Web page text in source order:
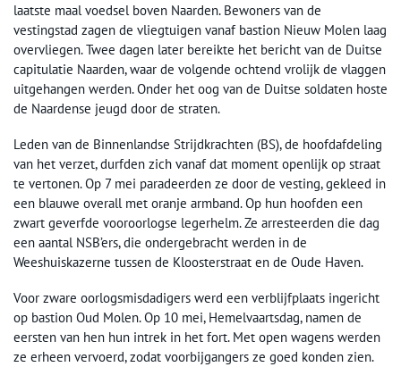
laatste maal voedsel boven Naarden. Bewoners van de
vestingstad zagen de vliegtuigen vanaf bastion Nieuw Molen laag
overvliegen. Twee dagen later bereikte het bericht van de Duitse
capitulatie Naarden, waar de volgende ochtend vrolijk de vlaggen
uitgehangen werden. Onder het oog van de Duitse soldaten hoste
de Naardense jeugd door de straten.
Leden van de Binnenlandse Strijdkrachten (BS), de hoofdafdeling
van het verzet, durfden zich vanaf dat moment openlijk op straat
te vertonen. Op 7 mei paradeerden ze door de vesting, gekleed in
een blauwe overall met oranje armband. Op hun hoofden een
zwart geverfde vooroorlogse legerhelm. Ze arresteerden die dag
een aantal NSB’ers, die ondergebracht werden in de
Weeshuiskazerne tussen de Kloosterstraat en de Oude Haven.
Voor zware oorlogsmisdadigers werd een verblijfplaats ingericht
op bastion Oud Molen. Op 10 mei, Hemelvaartsdag, namen de
eersten van hen hun intrek in het fort. Met open wagens werden
ze erheen vervoerd, zodat voorbijgangers ze goed konden zien.